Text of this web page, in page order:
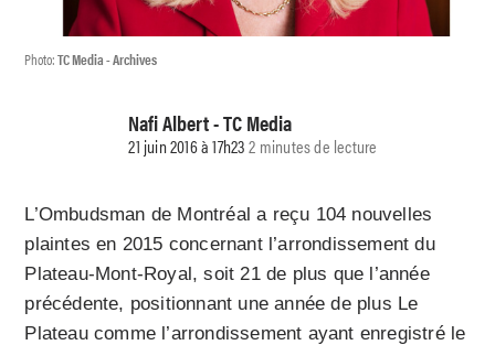
Photo:TC Media - Archives
Nafi Albert - TC Media
21 juin 2016 à 17h232 minutes de lecture
L’Ombudsman de Montréal a reçu 104 nouvelles
plaintes en 2015 concernant l’arrondissement du
Plateau-Mont-Royal, soit 21 de plus que l’année
précédente, positionnant une année de plus Le
Plateau comme l’arrondissement ayant enregistré le